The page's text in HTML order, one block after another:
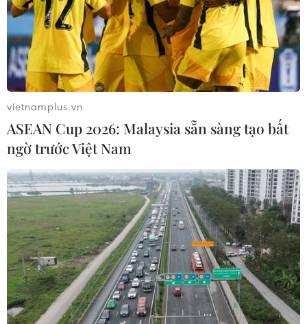
Khởi tố lái xe khách gây ra vụ tai nạn
nghiêm trọng tại Lạng Sơn
02/11/2023 04:32
Tài xế điều khiển xe khách do trời tối không có đèn
đường đã đâm vào phần đuôi bên trái của xe đầu kéo
đang dừng đỗ ven đường làm 5 người tử vong, 10
người bị thương.
vietnamplus.vn
ASEAN Cup 2026: Malaysia sẵn sàng tạo bất
ngờ trước Việt Nam